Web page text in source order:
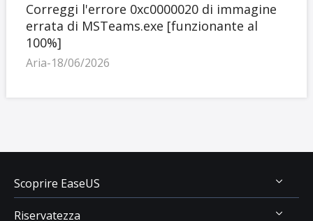
Correggi l'errore 0xc0000020 di immagine
errata di MSTeams.exe [funzionante al
100%]
Aria-18/06/2026
Scoprire EaseUS
Riservatezza